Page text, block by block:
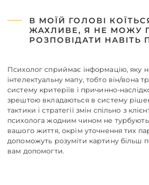
В МОЇЙ ГОЛОВІ
ЖАХЛИВЕ, Я НЕ МОЖУ
РОЗПОВІДАТИ НАВІТЬ
Психолог сприймає інформацію, яку
інтелектуальну мапу, тобто він/вона
систему критеріїв і причинно-
зрештою вкладаються в систему
тактики і стратегії змін спільно з
психолога жодним чином не турбують
вашого життя, окрім уточнення тих
допоможуть розуміти картину більш
вам допомогти.